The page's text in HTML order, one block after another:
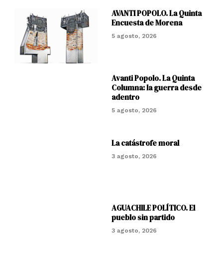
AVANTI POPOLO. La Quinta
Encuesta de Morena
5 agosto, 2026
Avanti Popolo. La Quinta
Columna: la guerra desde
adentro
5 agosto, 2026
La catástrofe moral
3 agosto, 2026
AGUACHILE POLÍTICO. El
pueblo sin partido
3 agosto, 2026